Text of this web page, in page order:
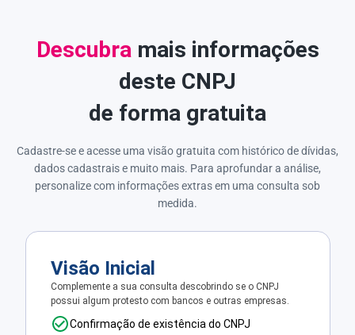
Descubramais informações
deste CNPJ
de forma gratuita
Cadastre-se e acesse uma visão gratuita com histórico de dívidas,
dados cadastrais e muito mais. Para aprofundar a análise,
personalize com informações extras em uma consulta sob
medida.
Visão Inicial
Complemente a sua consulta descobrindo se o CNPJ
possui algum protesto com bancos e outras empresas.
Confirmação de existência do CNPJ